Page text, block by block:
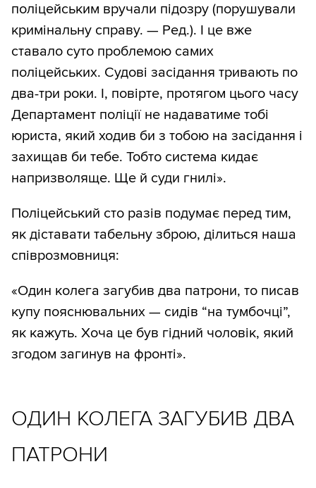
поліцейським вручали підозру (порушували
кримінальну справу. — Ред.). І це вже
ставало суто проблемою самих
поліцейських. Судові засідання тривають по
два-три роки. І, повірте, протягом цього часу
Департамент поліції не надаватиме тобі
юриста, який ходив би з тобою на засідання і
захищав би тебе. Тобто система кидає
напризволяще. Ще й суди гнилі».
Поліцейський сто разів подумає перед тим,
як діставати табельну зброю, ділиться наша
співрозмовниця:
«Один колега загубив два патрони, то писав
купу пояснювальних — сидів “на тумбочці”,
як кажуть. Хоча це був гідний чоловік, який
згодом загинув на фронті».
ОДИН КОЛЕГА ЗАГУБИВ ДВА
ПАТРОНИ